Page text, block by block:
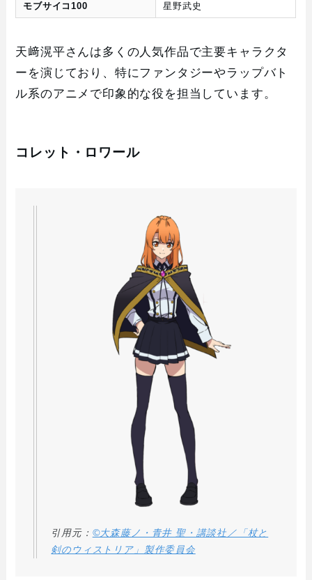
モブサイコ100 星野武史
天﨑滉平さんは多くの人気作品で主要キャラクタ
ーを演じており、特にファンタジーやラップバト
ル系のアニメで印象的な役を担当しています。
コレット・ロワール
引用元： ©大森藤ノ・青井 聖・講談社／「杖と
剣のウィストリア」製作委員会